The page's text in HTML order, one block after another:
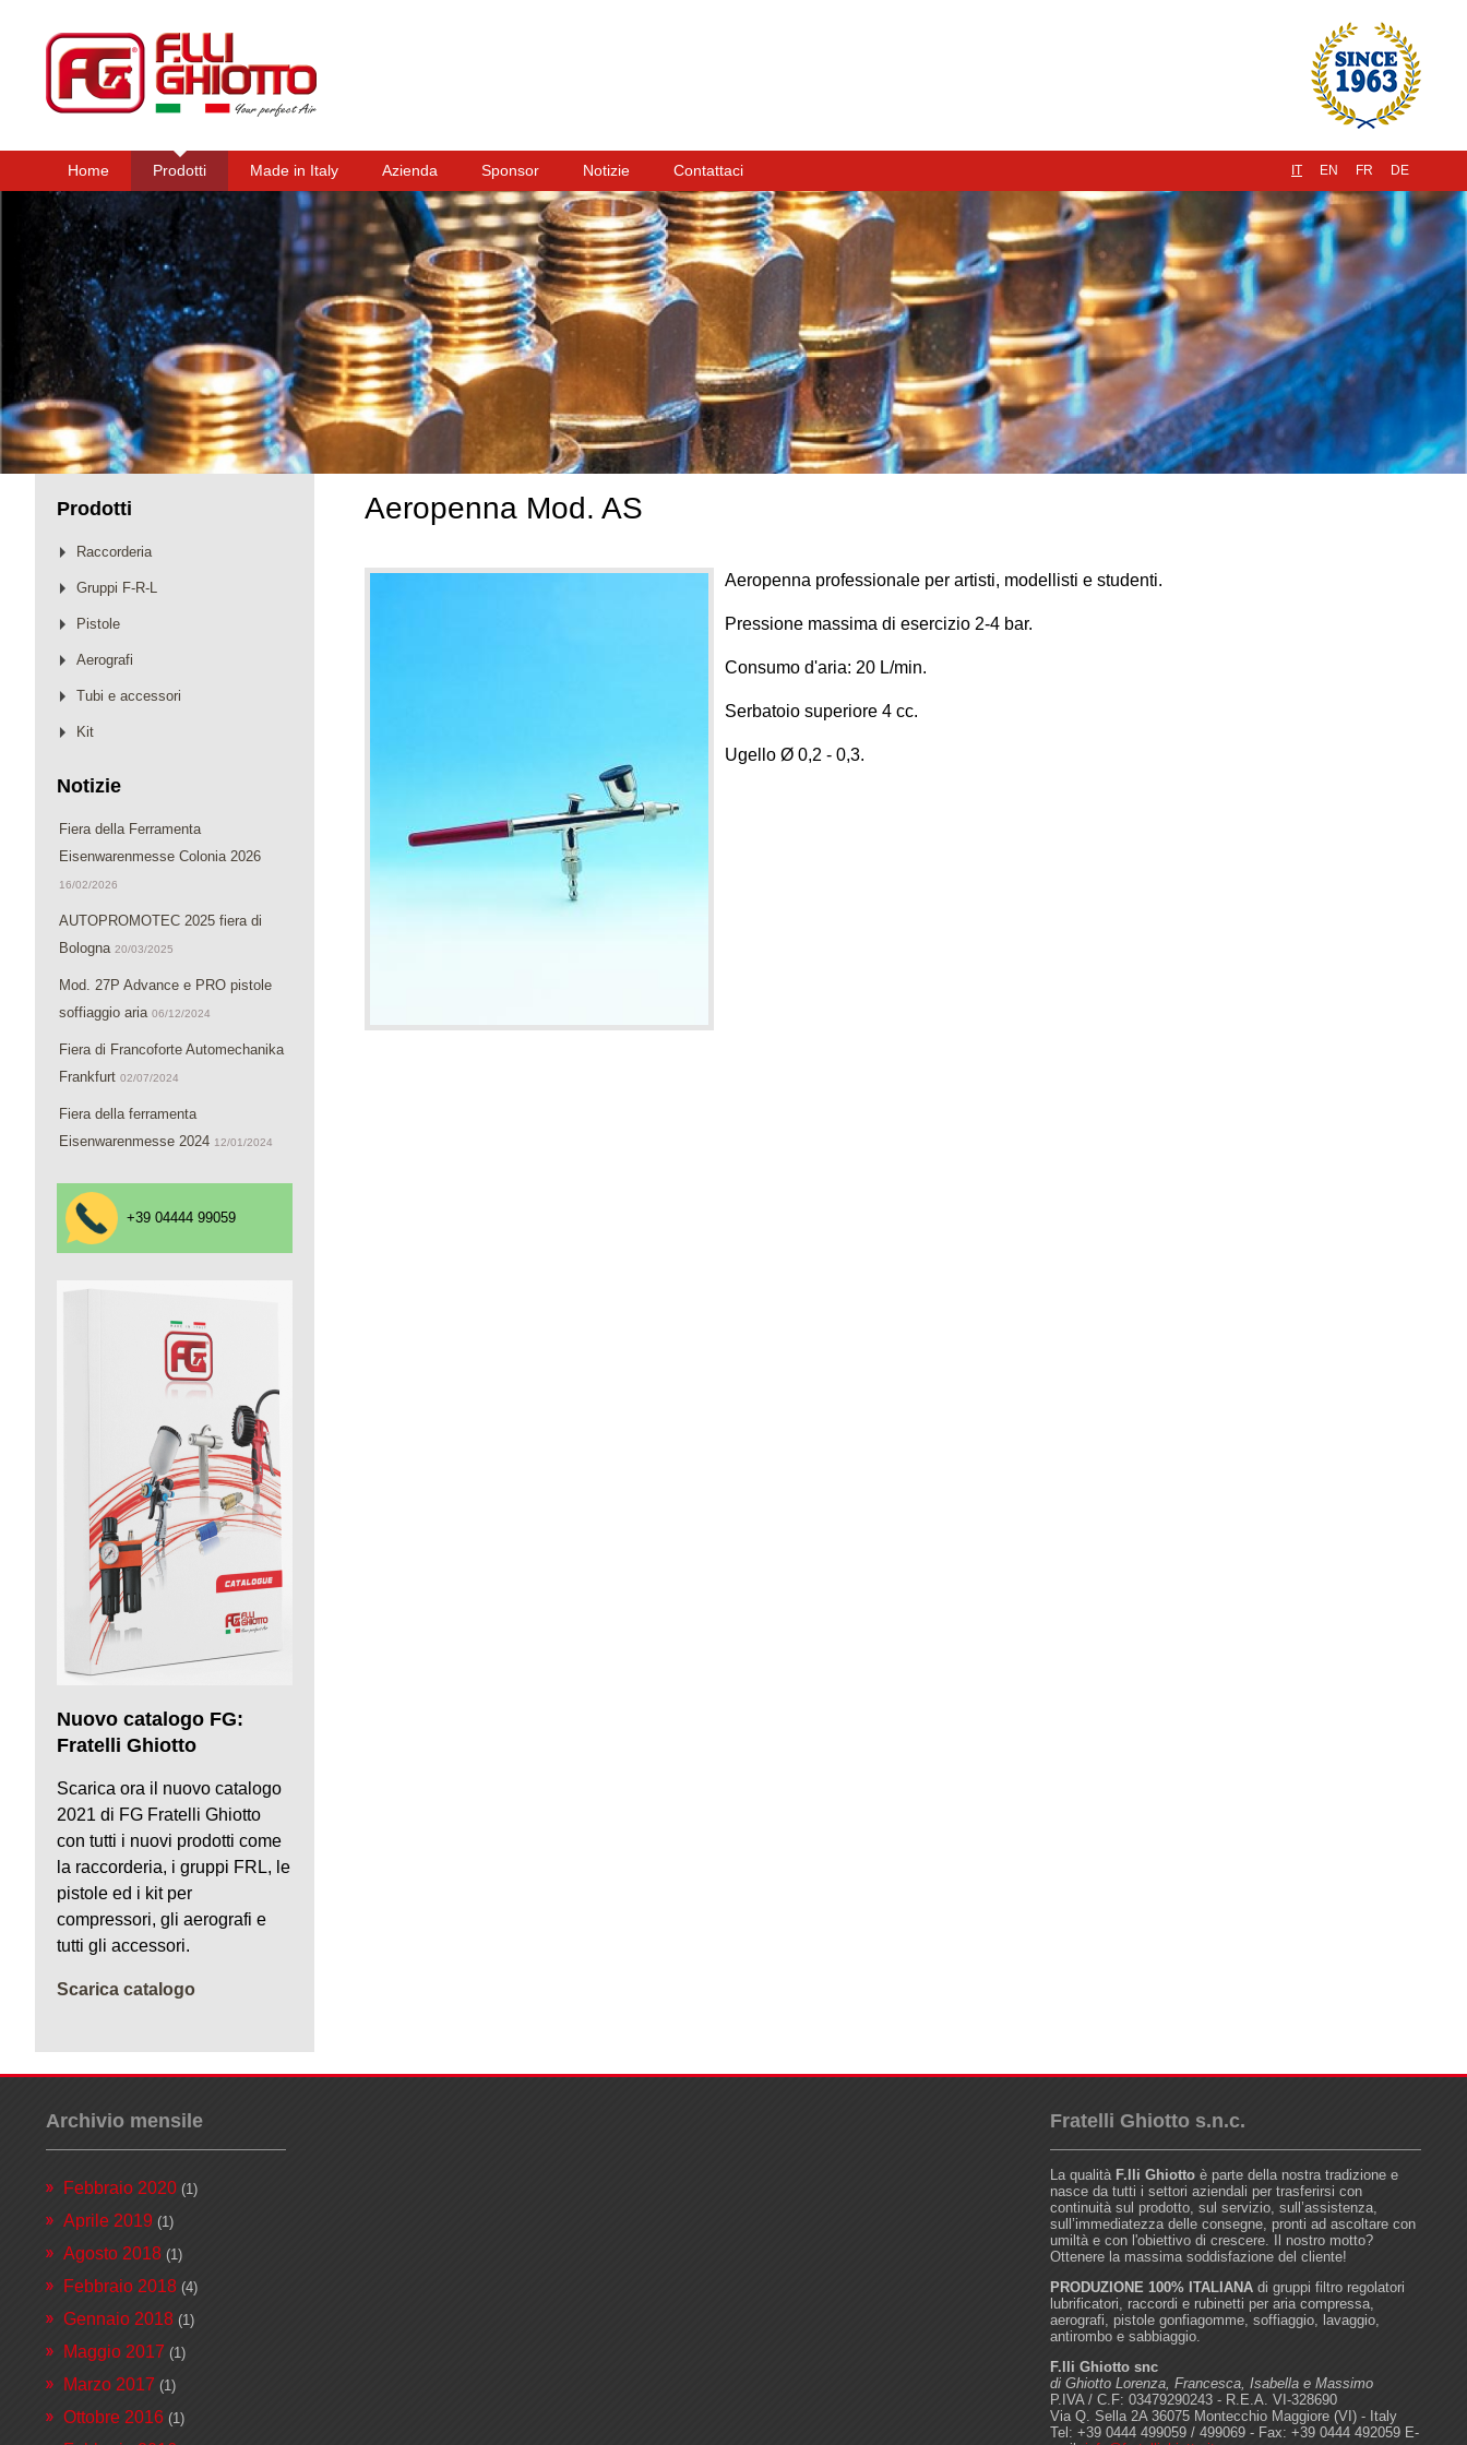
Home Prodotti Made in Italy Azienda Sponsor Notizie Contattaci IT EN FR DE
Aeropenna Mod. AS
Aeropenna professionale per artisti, modellisti e studenti.
Pressione massima di esercizio 2-4 bar.
Consumo d'aria: 20 L/min.
Serbatoio superiore 4 cc.
Ugello Ø 0,2 - 0,3.
Prodotti
Raccorderia
Gruppi F-R-L
Pistole
Aerografi
Tubi e accessori
Kit
Notizie
Fiera della Ferramenta
Eisenwarenmesse Colonia 2026
16/02/2026
AUTOPROMOTEC 2025 fiera di
Bologna 20/03/2025
Mod. 27P Advance e PRO pistole
soffiaggio aria 06/12/2024
Fiera di Francoforte Automechanika
Frankfurt 02/07/2024
Fiera della ferramenta
Eisenwarenmesse 2024 12/01/2024
+39 04444 99059
Nuovo catalogo FG:
Fratelli Ghiotto
Scarica ora il nuovo catalogo
2021 di FG Fratelli Ghiotto
con tutti i nuovi prodotti come
la raccorderia, i gruppi FRL, le
pistole ed i kit per
compressori, gli aerografi e
tutti gli accessori.
Scarica catalogo
Archivio mensile
Febbraio 2020 (1)
Aprile 2019 (1)
Agosto 2018 (1)
Febbraio 2018 (4)
Gennaio 2018 (1)
Maggio 2017 (1)
Marzo 2017 (1)
Ottobre 2016 (1)
Fratelli Ghiotto s.n.c.
La qualità F.lli Ghiotto è parte della nostra tradizione e
nasce da tutti i settori aziendali per trasferirsi con
continuità sul prodotto, sul servizio, sull’assistenza,
sull’immediatezza delle consegne, pronti ad ascoltare con
umiltà e con l'obiettivo di crescere. Il nostro motto?
Ottenere la massima soddisfazione del cliente!
PRODUZIONE 100% ITALIANA di gruppi filtro regolatori
lubrificatori, raccordi e rubinetti per aria compressa,
aerografi, pistole gonfiagomme, soffiaggio, lavaggio,
antirombo e sabbiaggio.
F.lli Ghiotto snc
di Ghiotto Lorenza, Francesca, Isabella e Massimo
P.IVA / C.F: 03479290243 - R.E.A. VI-328690
Via Q. Sella 2A 36075 Montecchio Maggiore (VI) - Italy
Tel: +39 0444 499059 / 499069 - Fax: +39 0444 492059 E-